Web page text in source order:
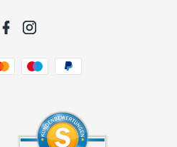
Facebook
Zahlungsarten